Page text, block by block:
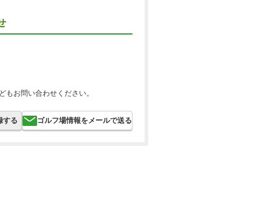
もお問い合わせください。
する ゴルフ場情報をメールで送る